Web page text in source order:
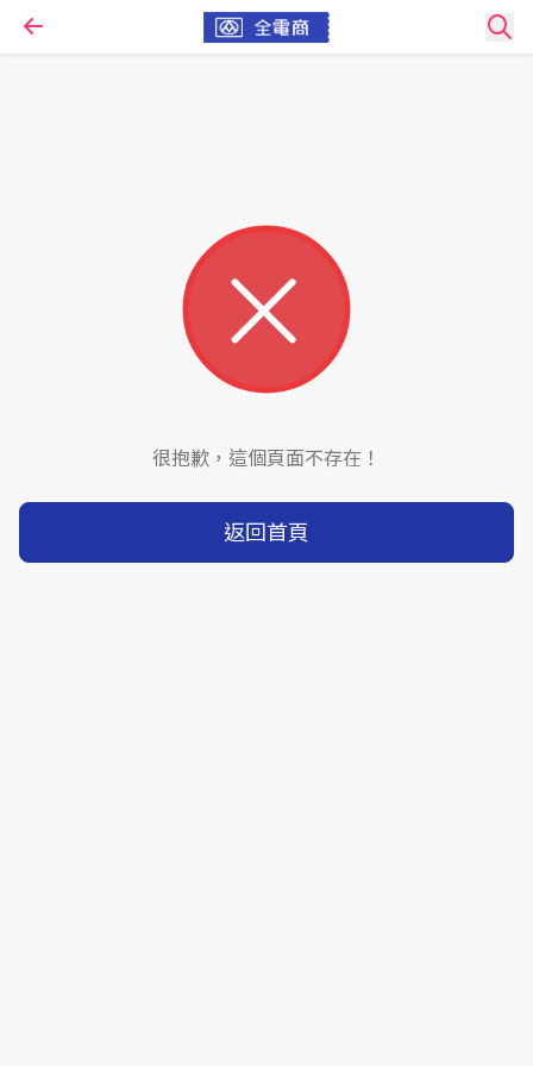
很抱歉，這個頁面不存在！
返回首頁